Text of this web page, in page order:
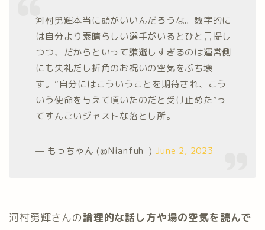
河村勇輝本当に頭がいいんだろうな。数字的に
は自分より素晴らしい選手がいるとひと言提し
つつ、だからといって謙遜しすぎるのは運営側
にも失礼だし折角のお祝いの空気をぶち壊
す。”自分にはこういうことを期待され、こう
いう使命を与えて頂いたのだと受け止めた”っ
てすんごいジャストな落とし所。
— もっちゃん (@Nianfuh_) June 2, 2023
河村勇輝さんの論理的な話し方や場の空気を読んで